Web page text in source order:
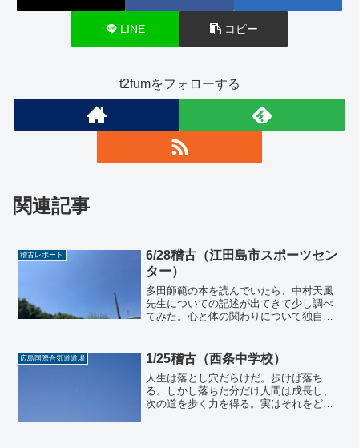
LINE コピー
t2fumをフォローする
関連記事
稽古レポート
6/28稽古（江田島市スポーツセン
ター）
多田師範の本を読んでいたら、中村天風
先生についての記述が出てきて少し調べ
てみた。心と体の関わりについて独自の
財団に引き継がれ、現在もその教えを広
げているとのことである。...
広島国際合気道道場 1/25稽古（西条中学校）
人生は落とし穴だらけだ。歩けば落ち
る。しかし落ちた分だけ人間は成長し、
次の道を歩く力を得る。実はそれをどこ